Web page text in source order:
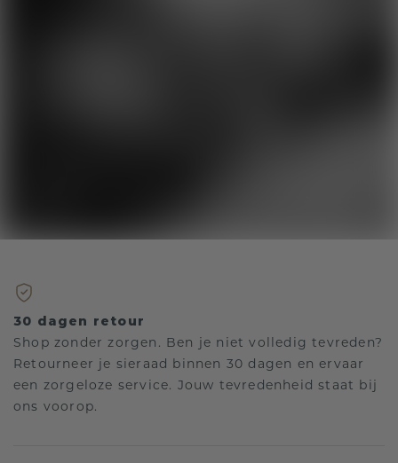
30 dagen retour
Shop zonder zorgen. Ben je niet volledig tevreden?
Retourneer je sieraad binnen 30 dagen en ervaar
een zorgeloze service. Jouw tevredenheid staat bij
ons voorop.